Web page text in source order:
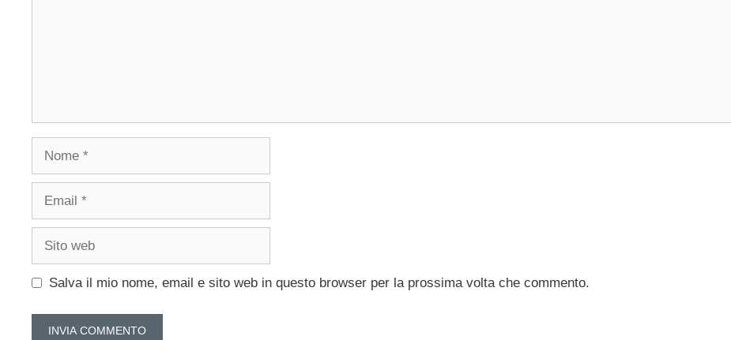
Nome
Email
Sito
Salva il mio nome, email e sito web in questo browser per la prossima volta che commento.